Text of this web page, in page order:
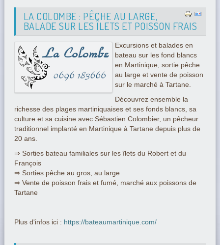
LA COLOMBE : PÊCHE AU LARGE,
BALADE SUR LES ÎLETS ET POISSON FRAIS
Excursions et balades en
bateau sur les fond blancs
en Martinique, sortie pêche
au large et vente de poisson
sur le marché à Tartane.
Découvrez ensemble la
richesse des plages martiniquaises et ses fonds blancs, sa
culture et sa cuisine avec Sébastien Colombier, un pêcheur
traditionnel implanté en Martinique à Tartane depuis plus de
20 ans.
⇒ Sorties bateau familiales sur les îlets du Robert et du
François
⇒ Sorties pêche au gros, au large
⇒ Vente de poisson frais et fumé, marché aux poissons de
Tartane
Plus d'infos ici : https://bateaumartinique.com/